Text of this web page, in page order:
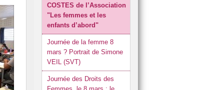
de 6e
PROFESSEURS
DNL
LCE
Section natation 2014, 2015, 2016, 2017 et 2018.
SIA : Section Internationale Australienne
UNSS
COLLECTE PILES USAGEES
COSTES de l’Association
"Les femmes et les
enfants d’abord"
Journée de la femme 8
mars ? Portrait de Simone
VEIL (SVT)
Journée des Droits des